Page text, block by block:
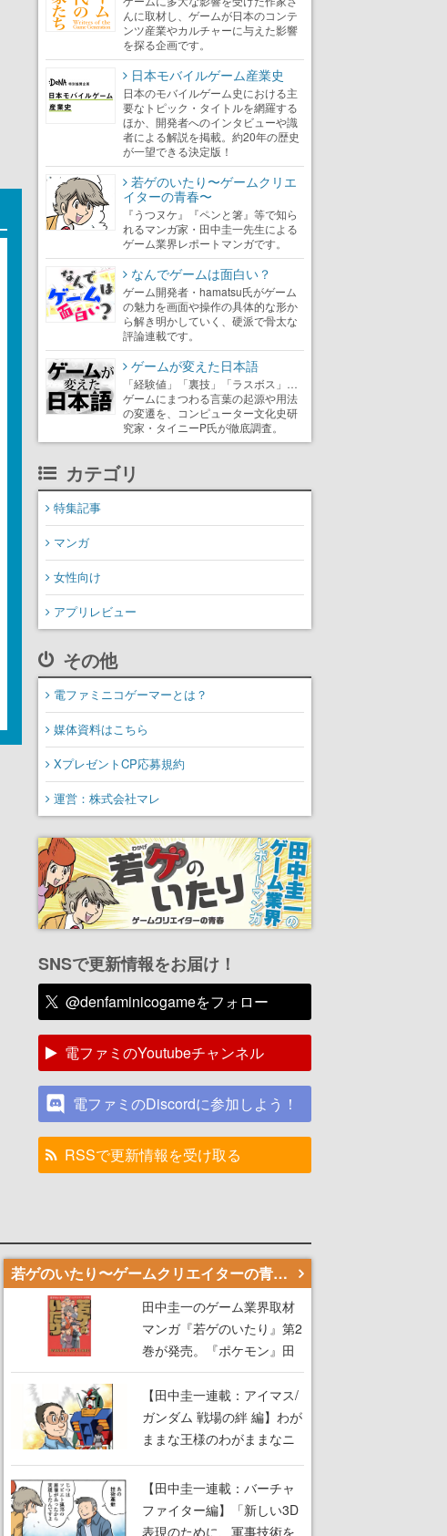
んに取材し、ゲームが日本のコンテ
ンツ産業やカルチャーに与えた影響
を探る企画です。
日本モバイルゲーム産業史
日本のモバイルゲーム史における主
要なトピック・タイトルを網羅する
ほか、開発者へのインタビューや識
者による解説を掲載。約20年の歴史
が一望できる決定版！
若ゲのいたり〜ゲームクリエ
イターの青春〜
『うつヌケ』『ペンと箸』等で知ら
れるマンガ家・田中圭一先生による
ゲーム業界レポートマンガです。
なんでゲームは面白い？
ゲーム開発者・hamatsu氏がゲーム
の魅力を画面や操作の具体的な形か
ら解き明かしていく、硬派で骨太な
評論連載です。
ゲームが変えた日本語
「経験値」「裏技」「ラスボス」…
ゲームにまつわる言葉の起源や用法
の変遷を、コンピューター文化史研
究家・タイニーP氏が徹底調査。
カテゴリ
特集記事
マンガ
女性向け
アプリレビュー
その他
電ファミニコゲーマーとは？
媒体資料はこちら
XプレゼントCP応募規約
運営：株式会社マレ
SNSで更新情報をお届け！
@denfaminicogameをフォロー
電ファミのYoutubeチャンネル
電ファミのDiscordに参加しよう！
RSSで更新情報を受け取る
若ゲのいたり〜ゲームクリエイターの青春〜
田中圭一のゲーム業界取材
マンガ『若ゲのいたり』第2
巻が発売。『ポケモン』田
尻智さん、『ゼビウス』遠
藤雅伸さんらの貴重なエピ
ソードを収録
【田中圭一連載：アイマス/
ガンダム 戦場の絆 編】わが
ままな王様のわがままなニ
ーズを満たす！──小山順一
朗が貫く姿勢に、ゲームク
リエイターとしての矜持を
見た【若ゲのいたり最終
【田中圭一連載：バーチャ
ファイター編】「新しい3D
表現のために、軍事技術を